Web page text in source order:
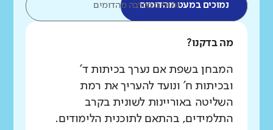
נמוכים במעט מהדומיםנמוכים בהרבה מהדומים
מה בדקנו?
המבחן בשפת אם נערך בכיתות ד'
ובכיתות ח' ונועד להעריך את רמת
השליטה באוריינות לשונית בקרב
התלמידים, בהתאם לתוכנית הלימודים.